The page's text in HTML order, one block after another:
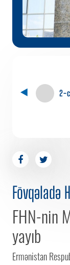
2-
Fövqəladə
FHN-nin
yayıb
Ermənistan